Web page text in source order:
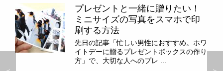
プレゼントと一緒に贈りたい！
ミニサイズの写真をスマホで印
刷する方法
先日の記事「忙しい男性におすすめ。ホワ
イトデーに贈るプレゼントボックスの作り
方」で、大切な人へのプレ ...